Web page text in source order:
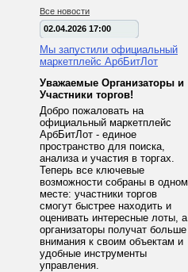
Все новости
02.04.2026 17:00
Мы запустили официальный
маркетплейс АрбБитЛот
Уважаемые Организаторы и
Участники торгов!
Добро пожаловать на
официальный маркетплейс
АрбБитЛот - единое
пространство для поиска,
анализа и участия в торгах.
Теперь все ключевые
возможности собраны в одном
месте: участники торгов
смогут быстрее находить и
оценивать интересные лоты, а
организаторы получат больше
внимания к своим объектам и
удобные инструменты
управления.